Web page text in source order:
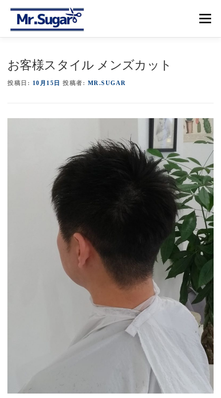
メニュー
お客様スタイル メンズカット
投稿日: 10月15日 投稿者: MR.SUGAR